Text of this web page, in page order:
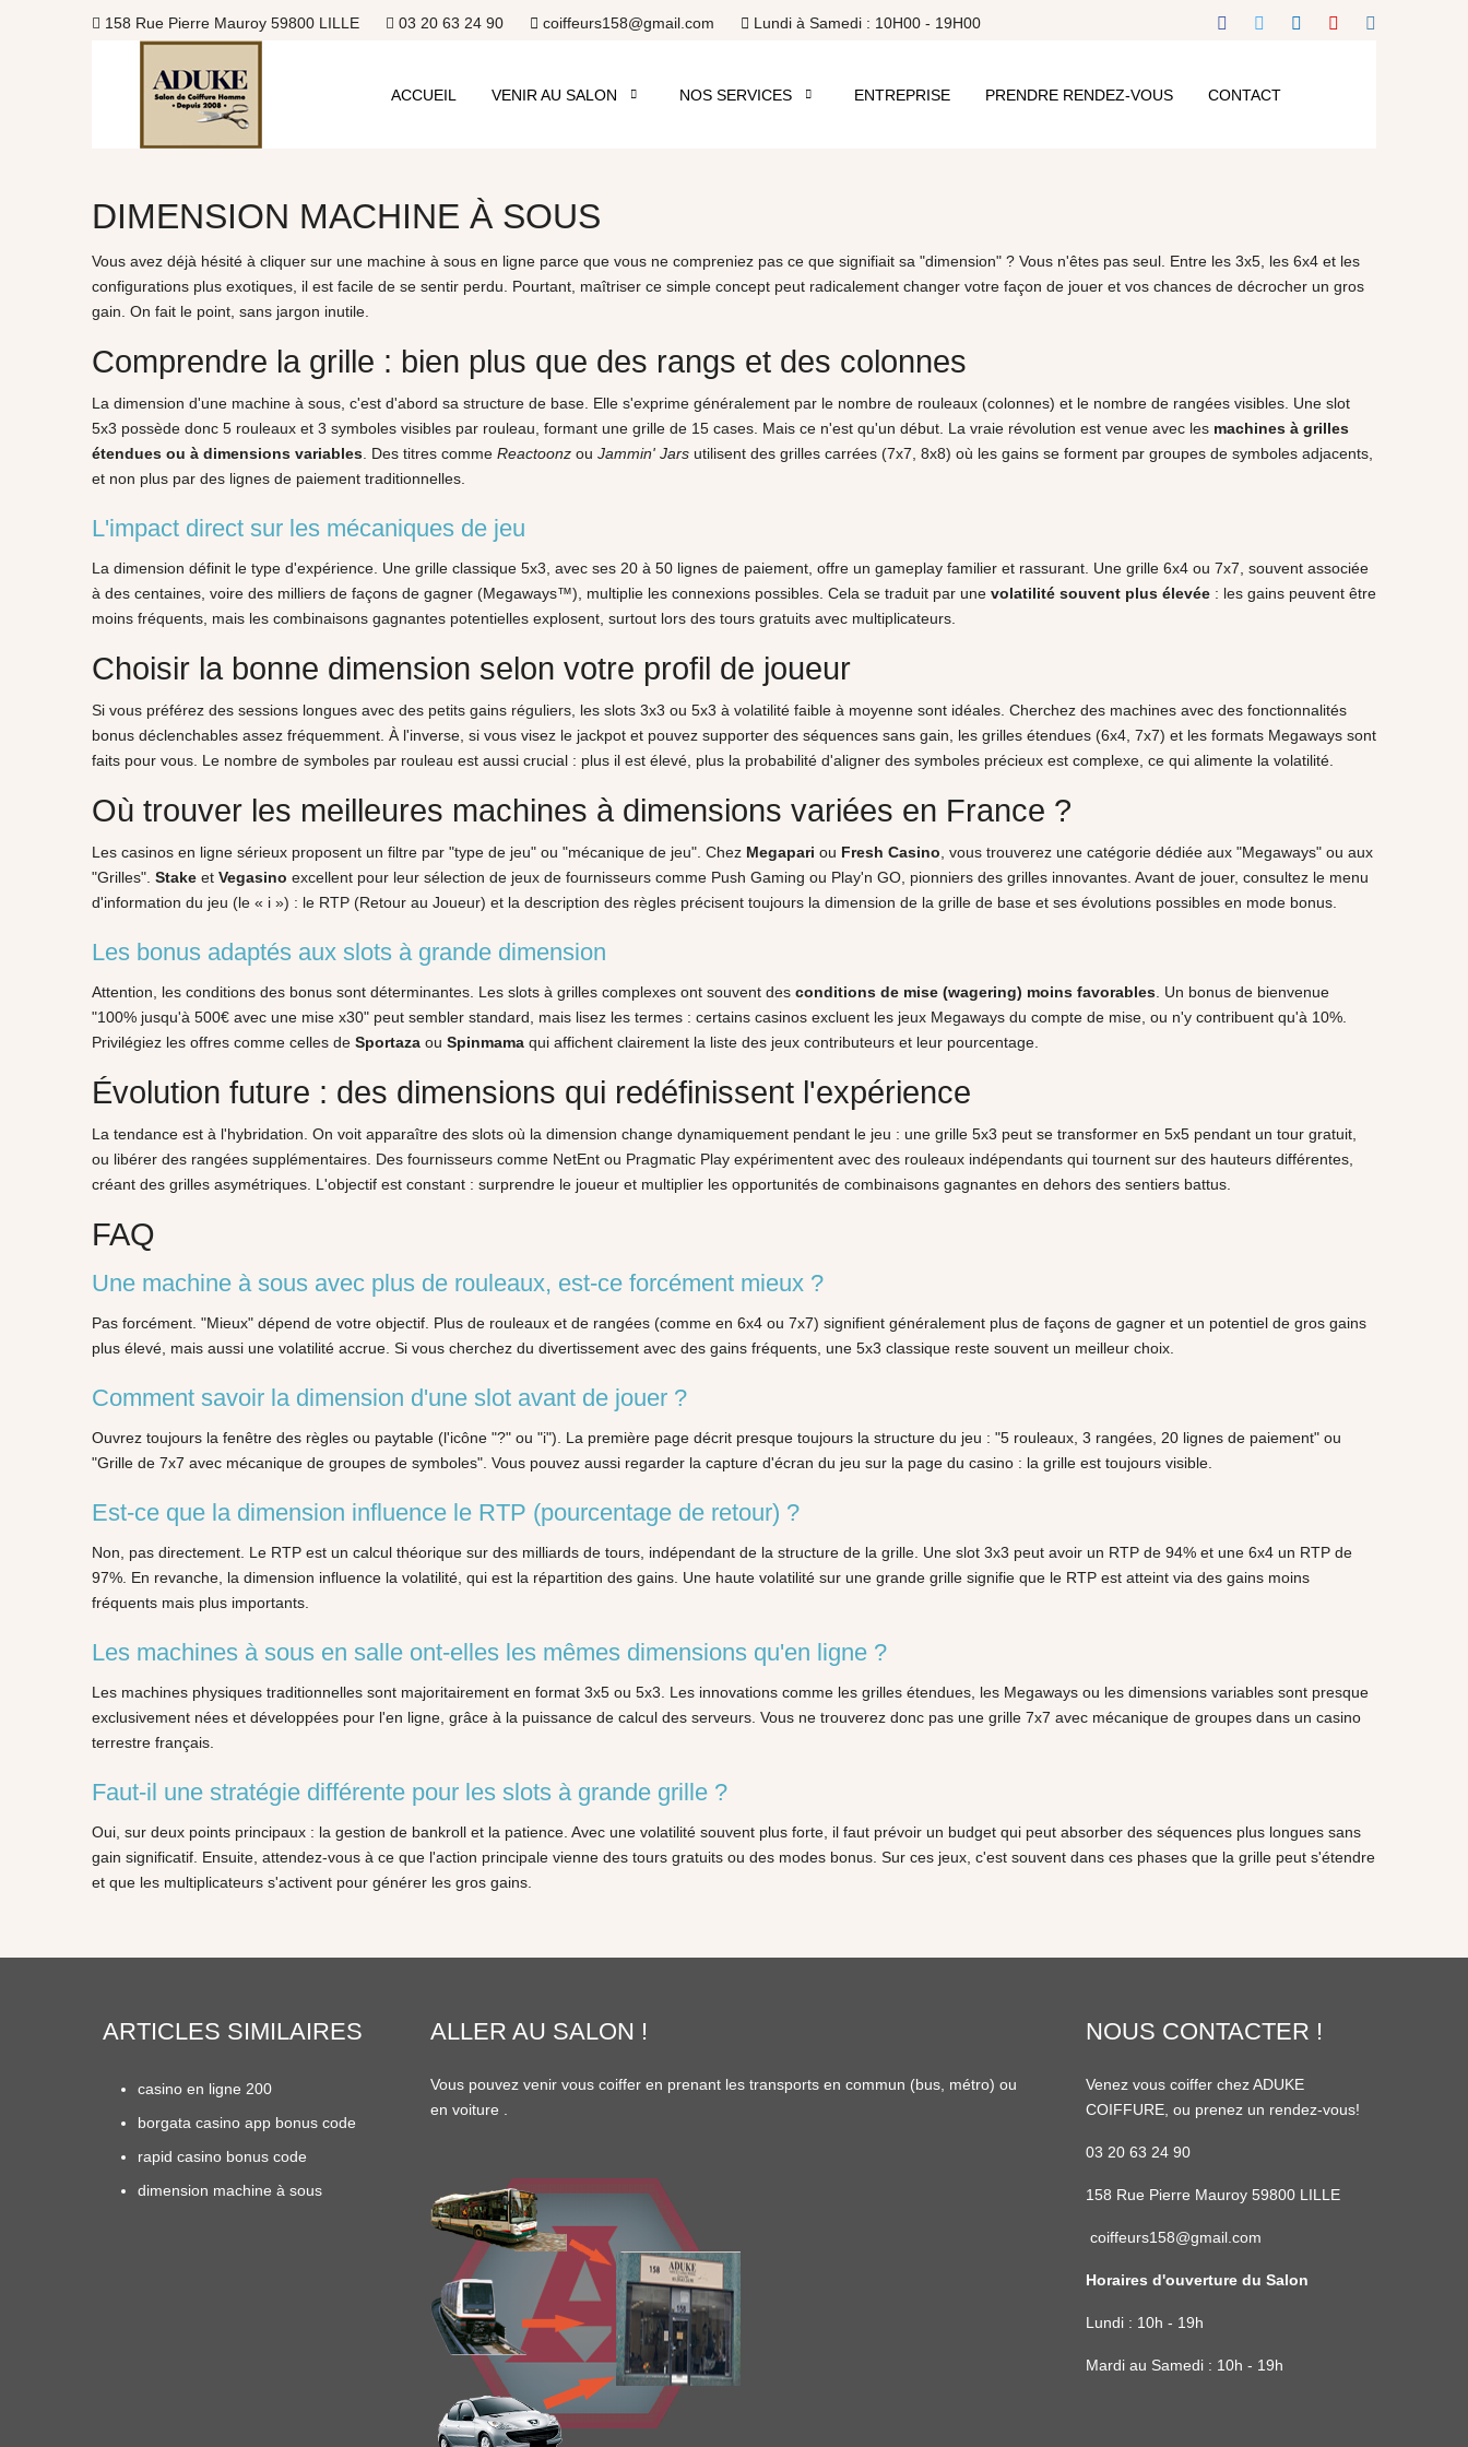
158 Rue Pierre Mauroy 59800 LILLE 03 20 63 24 90 coiffeurs158@gmail.com Lundi à Samedi : 10H00 - 19H00
ACCUEIL VENIR AU SALON NOS SERVICES ENTREPRISE PRENDRE RENDEZ-VOUS CONTACT
DIMENSION MACHINE À SOUS
Vous avez déjà hésité à cliquer sur une machine à sous en ligne parce que vous ne compreniez pas ce que signifiait sa "dimension" ? Vous n'êtes pas seul. Entre les 3x5, les 6x4 et les
configurations plus exotiques, il est facile de se sentir perdu. Pourtant, maîtriser ce simple concept peut radicalement changer votre façon de jouer et vos chances de décrocher un gros
gain. On fait le point, sans jargon inutile.
Comprendre la grille : bien plus que des rangs et des colonnes
La dimension d'une machine à sous, c'est d'abord sa structure de base. Elle s'exprime généralement par le nombre de rouleaux (colonnes) et le nombre de rangées visibles. Une slot
5x3 possède donc 5 rouleaux et 3 symboles visibles par rouleau, formant une grille de 15 cases. Mais ce n'est qu'un début. La vraie révolution est venue avec les machines à grilles
étendues ou à dimensions variables. Des titres comme Reactoonz ou Jammin' Jars utilisent des grilles carrées (7x7, 8x8) où les gains se forment par groupes de symboles adjacents,
et non plus par des lignes de paiement traditionnelles.
L'impact direct sur les mécaniques de jeu
La dimension définit le type d'expérience. Une grille classique 5x3, avec ses 20 à 50 lignes de paiement, offre un gameplay familier et rassurant. Une grille 6x4 ou 7x7, souvent associée
à des centaines, voire des milliers de façons de gagner (Megaways™), multiplie les connexions possibles. Cela se traduit par une volatilité souvent plus élevée : les gains peuvent être
moins fréquents, mais les combinaisons gagnantes potentielles explosent, surtout lors des tours gratuits avec multiplicateurs.
Choisir la bonne dimension selon votre profil de joueur
Si vous préférez des sessions longues avec des petits gains réguliers, les slots 3x3 ou 5x3 à volatilité faible à moyenne sont idéales. Cherchez des machines avec des fonctionnalités
bonus déclenchables assez fréquemment. À l'inverse, si vous visez le jackpot et pouvez supporter des séquences sans gain, les grilles étendues (6x4, 7x7) et les formats Megaways sont
faits pour vous. Le nombre de symboles par rouleau est aussi crucial : plus il est élevé, plus la probabilité d'aligner des symboles précieux est complexe, ce qui alimente la volatilité.
Où trouver les meilleures machines à dimensions variées en France ?
Les casinos en ligne sérieux proposent un filtre par "type de jeu" ou "mécanique de jeu". Chez Megapari ou Fresh Casino, vous trouverez une catégorie dédiée aux "Megaways" ou aux
"Grilles". Stake et Vegasino excellent pour leur sélection de jeux de fournisseurs comme Push Gaming ou Play'n GO, pionniers des grilles innovantes. Avant de jouer, consultez le menu
d'information du jeu (le « i ») : le RTP (Retour au Joueur) et la description des règles précisent toujours la dimension de la grille de base et ses évolutions possibles en mode bonus.
Les bonus adaptés aux slots à grande dimension
Attention, les conditions des bonus sont déterminantes. Les slots à grilles complexes ont souvent des conditions de mise (wagering) moins favorables. Un bonus de bienvenue
"100% jusqu'à 500€ avec une mise x30" peut sembler standard, mais lisez les termes : certains casinos excluent les jeux Megaways du compte de mise, ou n'y contribuent qu'à 10%.
Privilégiez les offres comme celles de Sportaza ou Spinmama qui affichent clairement la liste des jeux contributeurs et leur pourcentage.
Évolution future : des dimensions qui redéfinissent l'expérience
La tendance est à l'hybridation. On voit apparaître des slots où la dimension change dynamiquement pendant le jeu : une grille 5x3 peut se transformer en 5x5 pendant un tour gratuit,
ou libérer des rangées supplémentaires. Des fournisseurs comme NetEnt ou Pragmatic Play expérimentent avec des rouleaux indépendants qui tournent sur des hauteurs différentes,
créant des grilles asymétriques. L'objectif est constant : surprendre le joueur et multiplier les opportunités de combinaisons gagnantes en dehors des sentiers battus.
FAQ
Une machine à sous avec plus de rouleaux, est-ce forcément mieux ?
Pas forcément. "Mieux" dépend de votre objectif. Plus de rouleaux et de rangées (comme en 6x4 ou 7x7) signifient généralement plus de façons de gagner et un potentiel de gros gains
plus élevé, mais aussi une volatilité accrue. Si vous cherchez du divertissement avec des gains fréquents, une 5x3 classique reste souvent un meilleur choix.
Comment savoir la dimension d'une slot avant de jouer ?
Ouvrez toujours la fenêtre des règles ou paytable (l'icône "?" ou "i"). La première page décrit presque toujours la structure du jeu : "5 rouleaux, 3 rangées, 20 lignes de paiement" ou
"Grille de 7x7 avec mécanique de groupes de symboles". Vous pouvez aussi regarder la capture d'écran du jeu sur la page du casino : la grille est toujours visible.
Est-ce que la dimension influence le RTP (pourcentage de retour) ?
Non, pas directement. Le RTP est un calcul théorique sur des milliards de tours, indépendant de la structure de la grille. Une slot 3x3 peut avoir un RTP de 94% et une 6x4 un RTP de
97%. En revanche, la dimension influence la volatilité, qui est la répartition des gains. Une haute volatilité sur une grande grille signifie que le RTP est atteint via des gains moins
fréquents mais plus importants.
Les machines à sous en salle ont-elles les mêmes dimensions qu'en ligne ?
Les machines physiques traditionnelles sont majoritairement en format 3x5 ou 5x3. Les innovations comme les grilles étendues, les Megaways ou les dimensions variables sont presque
exclusivement nées et développées pour l'en ligne, grâce à la puissance de calcul des serveurs. Vous ne trouverez donc pas une grille 7x7 avec mécanique de groupes dans un casino
terrestre français.
Faut-il une stratégie différente pour les slots à grande grille ?
Oui, sur deux points principaux : la gestion de bankroll et la patience. Avec une volatilité souvent plus forte, il faut prévoir un budget qui peut absorber des séquences plus longues sans
gain significatif. Ensuite, attendez-vous à ce que l'action principale vienne des tours gratuits ou des modes bonus. Sur ces jeux, c'est souvent dans ces phases que la grille peut s'étendre
et que les multiplicateurs s'activent pour générer les gros gains.
ARTICLES SIMILAIRES
casino en ligne 200
borgata casino app bonus code
rapid casino bonus code
dimension machine à sous
ALLER AU SALON !
Vous pouvez venir vous coiffer en prenant les transports en commun (bus métro) ou
en voiture
NOUS CONTACTER !
Venez vous coiffer chez ADUKE
COIFFURE, ou prenez un rendez-vous!
03 20 63 24 90
158 Rue Pierre Mauroy 59800 LILLE
coiffeurs158@gmail.com
Horaires d'ouverture du Salon
Lundi : 10h - 19h
Mardi au Samedi : 10h - 19h